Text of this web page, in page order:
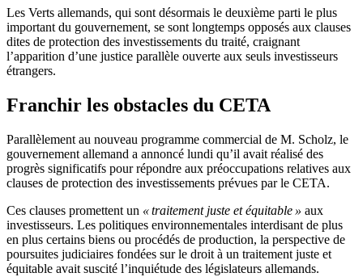
Les Verts allemands, qui sont désormais le deuxième parti le plus
important du gouvernement, se sont longtemps opposés aux clauses
dites de protection des investissements du traité, craignant
l’apparition d’une justice parallèle ouverte aux seuls investisseurs
étrangers.
Franchir les obstacles du CETA
Parallèlement au nouveau programme commercial de M. Scholz, le
gouvernement allemand a annoncé lundi qu’il avait réalisé des
progrès significatifs pour répondre aux préoccupations relatives aux
clauses de protection des investissements prévues par le CETA.
Ces clauses promettent un « traitement juste et équitable » aux
investisseurs. Les politiques environnementales interdisant de plus
en plus certains biens ou procédés de production, la perspective de
poursuites judiciaires fondées sur le droit à un traitement juste et
équitable avait suscité l’inquiétude des législateurs allemands.